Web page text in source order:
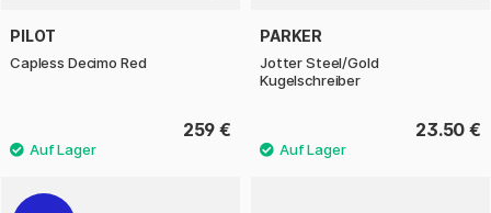
PILOT
Capless Decimo Red
259 €
PARKER
Jotter Steel/Gold
Kugelschreiber
23.50 €